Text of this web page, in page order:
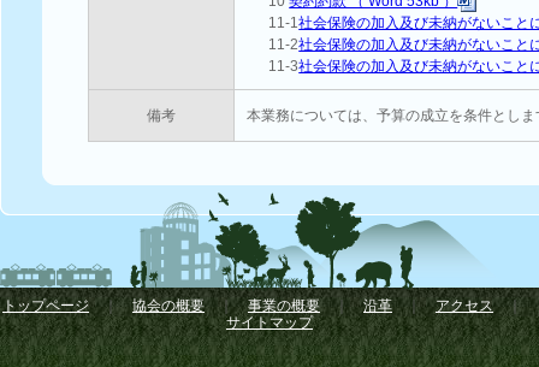
11-1社会保険の加入及び未納がないこと
11-2社会保険の加入及び未納がないこと
11-3社会保険の加入及び未納がないこと
備考 本業務については、予算の成立を条件としま
トップページ｜ 協会の概要｜ 事業の概要 ｜沿革 ｜アクセス｜
サイトマップ